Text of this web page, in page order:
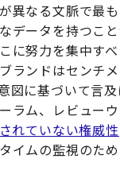
異なる文脈で最
データを持つこ
に努力を集中す
ランドはセンチ
図に基づいて言
ラム、レビュー
れていない権威性
イムの監視のた